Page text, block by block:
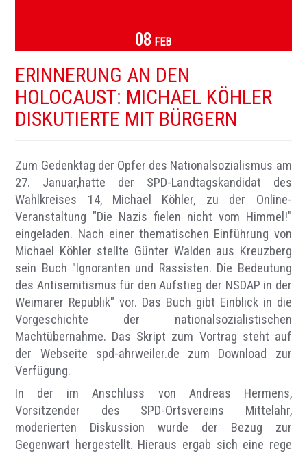
08 FEB
ERINNERUNG AN DEN
HOLOCAUST: MICHAEL KÖHLER
DISKUTIERTE MIT BÜRGERN
Zum Gedenktag der Opfer des Nationalsozialismus am
27. Januar,hatte der SPD-Landtagskandidat des
Wahlkreises 14, Michael Köhler, zu der Online-
Veranstaltung "Die Nazis fielen nicht vom Himmel!"
eingeladen. Nach einer thematischen Einführung von
Michael Köhler stellte Günter Walden aus Kreuzberg
sein Buch "Ignoranten und Rassisten. Die Bedeutung
des Antisemitismus für den Aufstieg der NSDAP in der
Weimarer Republik" vor. Das Buch gibt Einblick in die
Vorgeschichte der nationalsozialistischen
Machtübernahme. Das Skript zum Vortrag steht auf
der Webseite spd-ahrweiler.de zum Download zur
Verfügung.
In der im Anschluss von Andreas Hermens,
Vorsitzender des SPD-Ortsvereins Mittelahr,
moderierten Diskussion wurde der Bezug zur
Gegenwart hergestellt. Hieraus ergab sich eine rege